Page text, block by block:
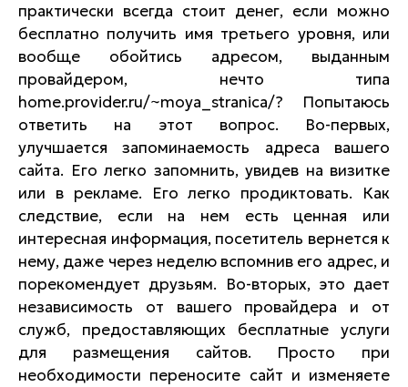
практически всегда стоит денег, если можно
бесплатно получить имя третьего уровня, или
вообще обойтись адресом, выданным
провайдером, нечто типа
home.provider.ru/~moya_stranica/? Попытаюсь
ответить на этот вопрос. Во-первых,
улучшается запоминаемость адреса вашего
сайта. Его легко запомнить, увидев на визитке
или в рекламе. Его легко продиктовать. Как
следствие, если на нем есть ценная или
интересная информация, посетитель вернется к
нему, даже через неделю вспомнив его адрес, и
порекомендует друзьям. Во-вторых, это дает
независимость от вашего провайдера и от
служб, предоставляющих бесплатные услуги
для размещения сайтов. Просто при
необходимости переносите сайт и изменяете